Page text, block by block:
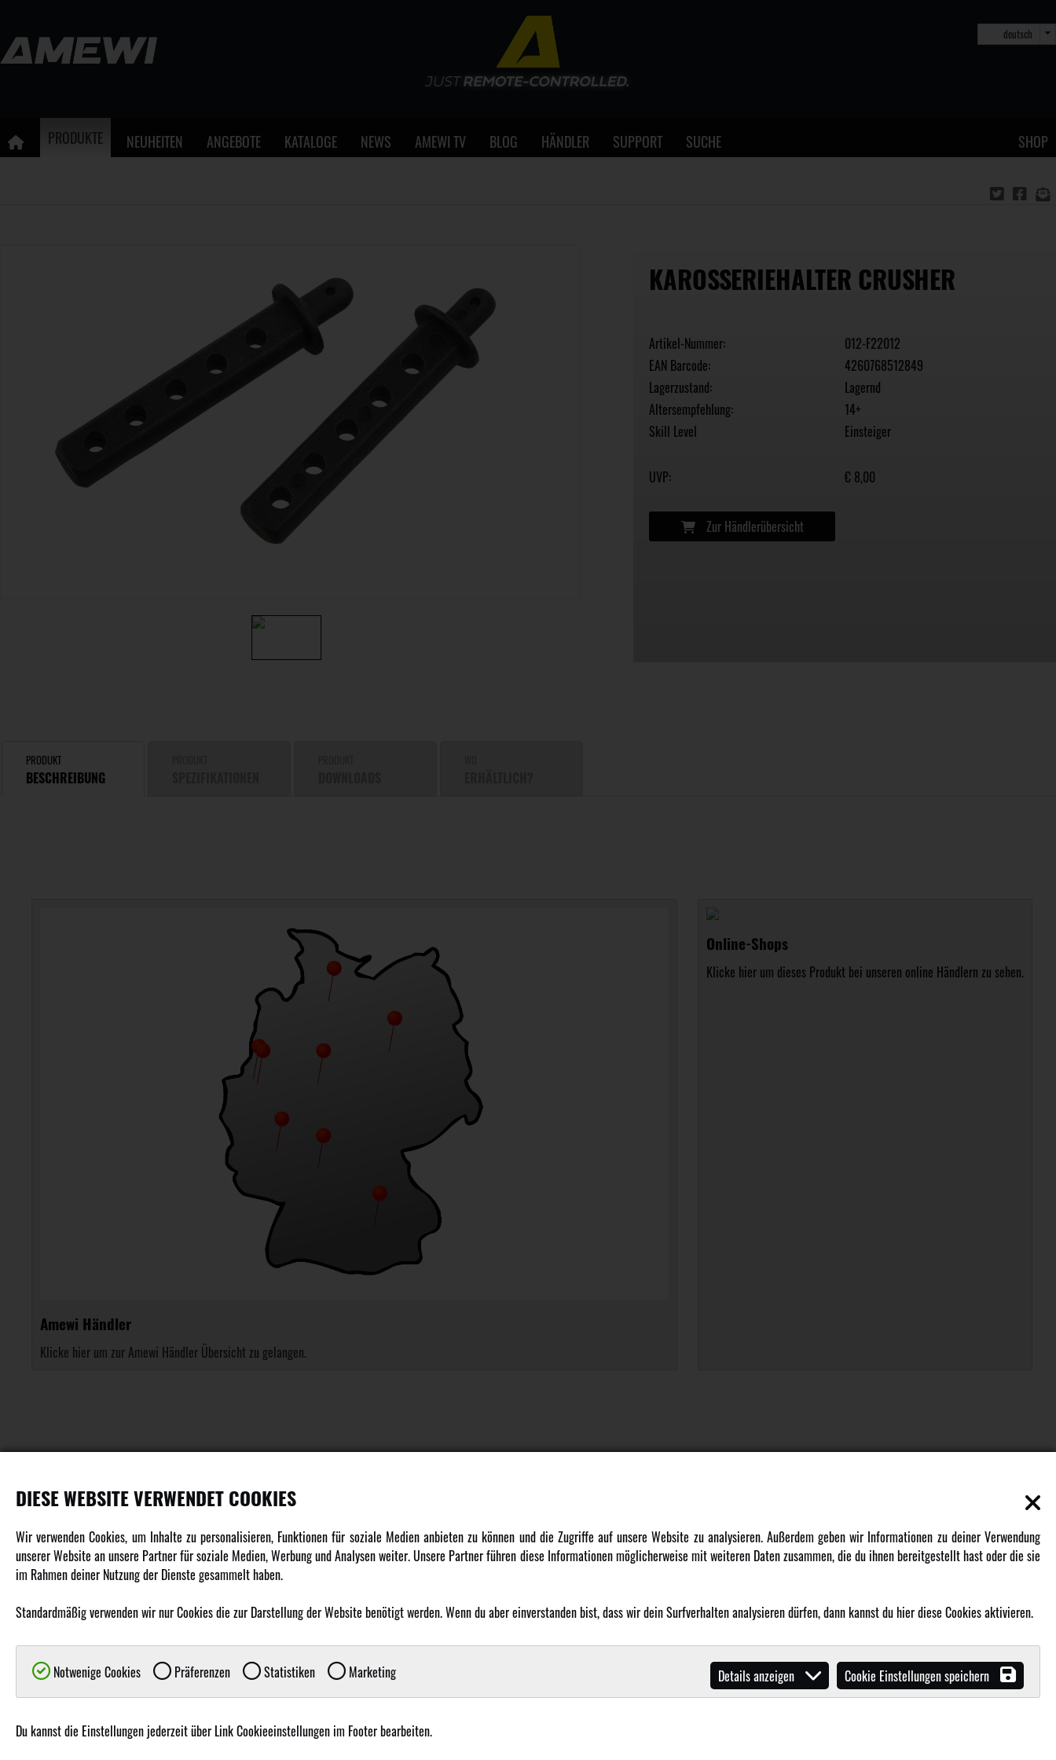
deutsch
PRODUKTE NEUHEITEN ANGEBOTE KATALOGE NEWS AMEWI TV BLOG HÄNDLER SUPPORT SUCHE SHOP
KAROSSERIEHALTER CRUSHER
Artikel-Nummer:
012-F22012
EAN Barcode:
4260768512849
Lagerzustand:
Lagernd
Altersempfehlung:
14+
Skill Level
Einsteiger
UVP: € 8,00
Zur Händlerübersicht
PRODUKT
BESCHREIBUNG
Amewi Händler
Klicke hier um zur Amewi Händler Übersicht zu gelangen.
Online-Shops
Klicke hier um dieses Produkt bei unseren online Händlern zu sehen.
Fahrzeuge in allen Maßstäben
Helikopter Collective Pitch, Fixed Pitch
Multikopter in verschiedenen Ausführungen
Boote in verschiedenen Größen
Panzer für Jung und Alt
Datenschutz
Newsletter
Karriere
AMXRacing - Qualitäts RC-Zubehör
Malinos - Die kreative Seite von
Werden Sie Amewi Händler
Amewi B2B-Shop
DIESE WEBSITE VERWENDET COOKIES
Wir verwenden Cookies, um Inhalte zu personalisieren, Funktionen für soziale Medien anbieten zu können und die Zugriffe auf unsere Website zu analysieren. Außerdem geben wir Informationen zu deiner Verwendung
unserer Website an unsere Partner für soziale Medien, Werbung und Analysen weiter. Unsere Partner führen diese Informationen möglicherweise mit weiteren Daten zusammen, die du ihnen bereitgestellt hast oder die sie
im Rahmen deiner Nutzung der Dienste gesammelt haben.
Standardmäßig verwenden wir nur Cookies die zur Darstellung der Website benötigt werden. Wenn du aber einverstanden bist, dass wir dein Surfverhalten analysieren dürfen, dann kannst du hier diese Cookies aktivieren.
Notwenige Cookies Präferenzen Statistiken Marketing Cookie Einstellungen speichern
Details anzeigen
Du kannst die Einstellungen jederzeit über Link Cookieeinstellungen im Footer bearbeiten.